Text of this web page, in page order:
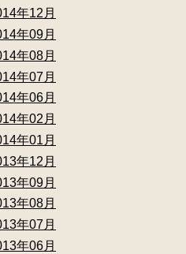
年12月
年09月
年08月
年07月
年06月
年02月
年01月
年12月
年09月
年08月
年07月
年06月